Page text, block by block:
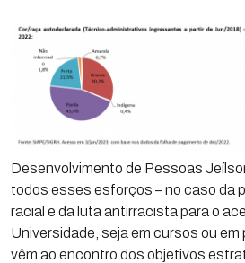
Desenvolvimento de Pessoas
todos esses esforços – no caso da
racial e da luta antirracista para o
Universidade, seja em cursos ou
vêm ao encontro dos objetivos